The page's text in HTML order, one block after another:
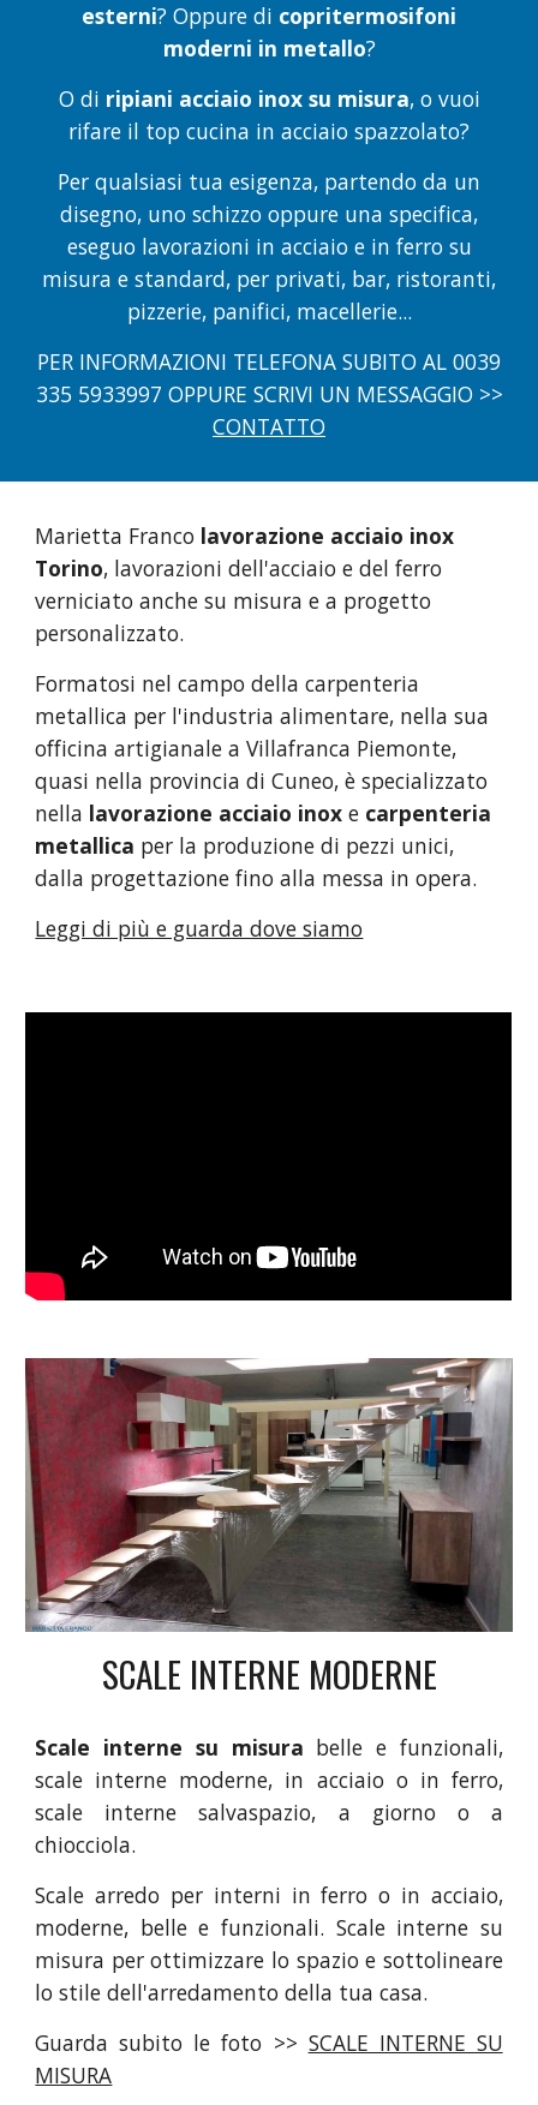
esterni? Oppure di copritermosifoni
moderni in metallo?
O di ripiani acciaio inox su misura, o vuoi
rifare il top cucina in acciaio spazzolato?
Per qualsiasi tua esigenza, partendo da un
disegno, uno schizzo oppure una specifica,
eseguo lavorazioni in acciaio e in ferro su
misura e standard, per privati, bar, ristoranti,
pizzerie, panifici, macellerie...
PER INFORMAZIONI TELEFONA SUBITO AL 0039
335 5933997 OPPURE SCRIVI UN MESSAGGIO >>
CONTATTO
Marietta Franco lavorazione acciaio inox
Torino, lavorazioni dell'acciaio e del ferro
verniciato anche su misura e a progetto
personalizzato.
Formatosi nel campo della carpenteria
metallica per l'industria alimentare, nella sua
officina artigianale a Villafranca Piemonte,
quasi nella provincia di Cuneo, è specializzato
nella lavorazione acciaio inoxe carpenteria
metallica per la produzione di pezzi unici,
dalla progettazione fino alla messa in opera.
Leggi di più e guarda dove siamo
SCALE INTERNE MODERNE
Scale interne su misura belle e funzionali,
scale interne moderne, in acciaio o in ferro,
scale interne salvaspazio, a giorno o a
chiocciola.
Scale arredo per interni in ferro o in acciaio,
moderne, belle e funzionali. Scale interne su
misura per ottimizzare lo spazio e sottolineare
lo stile dell'arredamento della tua casa.
Guarda subito le foto >> SCALE INTERNE SU
MISURA